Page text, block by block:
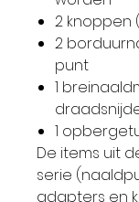
2 knoppen
2
punt
1
1
De items uit
serie
adapters en